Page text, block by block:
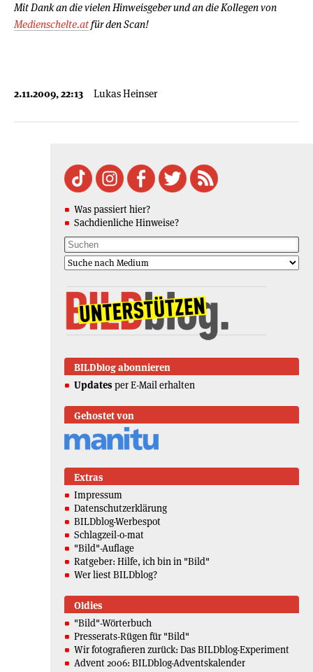
Mit Dank an die vielen Hinweisgeber und an die Kollegen von
Medienschelte.atfür den Scan!
2.11.2009, 22:13 Lukas Heinser
Was passiert hier?
Sachdienliche Hinweise?
BILDblog abonnieren
Updates per E-Mail erhalten
Gehostet von
Extras
Impressum
Datenschutzerklärung
BILDblog-Werbespot
Schlagzeil-o-mat
"Bild"-Auflage
Ratgeber: Hilfe, ich bin in "Bild"
Wer liest BILDblog?
Oldies
"Bild"-Wörterbuch
Presserats-Rügen für "Bild"
Wir fotografieren zurück: Das BILDblog-Experiment
Advent 2006: BILDblog-Adventskalender